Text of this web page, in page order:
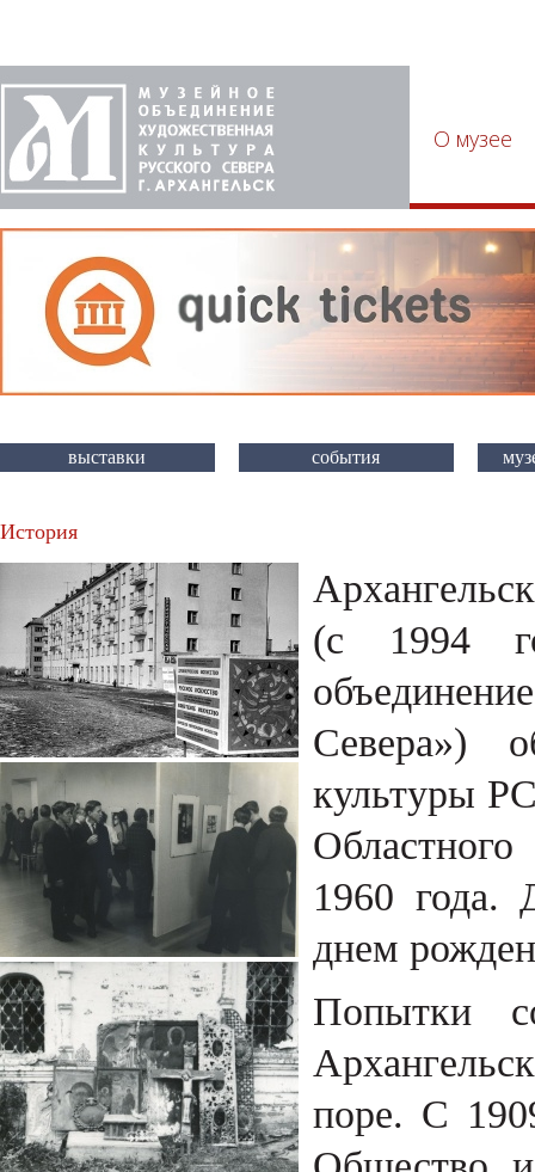
О музее
выставки события
История
(с 1994
Севера»)
культуры
1960 года.
днем
Попытки
поре. С